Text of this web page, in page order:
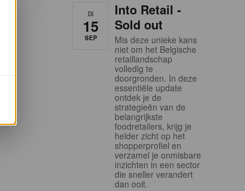
DI
15
SEP
Into Retail -
Sold out
Mis deze unieke kans
niet om het Belgische
retaillandschap
volledig te
doorgronden. In deze
essentiële update
ontdek je de
strategieën van de
belangrijkste
foodretailers, krijg je
helder zicht op het
shopperprofiel en
verzamel je onmisbare
inzichten in een sector
die sneller verandert
dan ooit.